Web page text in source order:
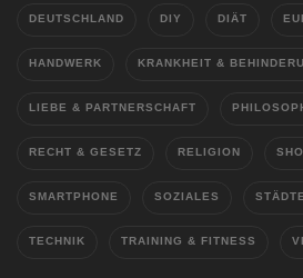
DEUTSCHLAND DIY DIÄT
HANDWERK KRANKHEIT &
LIEBE & PARTNERSCHAFT
RECHT & GESETZ RELIGION
SMARTPHONE SOZIALES
TECHNIK TRAINING & FITNESS